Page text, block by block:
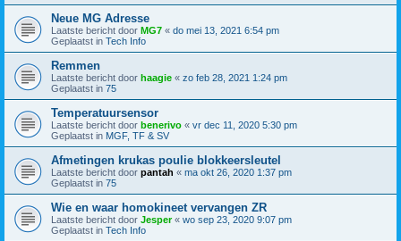
Neue MG Adresse
Laatste bericht door MG7 « do mei 13, 2021 6:54 pm
Geplaatst in Tech Info
Remmen
Laatste bericht door haagie « zo feb 28, 2021 1:24 pm
Geplaatst in 75
Temperatuursensor
Laatste bericht door benerivo « vr dec 11, 2020 5:30 pm
Geplaatst in MGF, TF & SV
Afmetingen krukas poulie blokkeersleutel
Laatste bericht door pantah « ma okt 26, 2020 1:37 pm
Geplaatst in 75
Wie en waar homokineet vervangen ZR
Laatste bericht door Jesper« wo sep 23, 2020 9:07 pm
Geplaatst in Tech Info